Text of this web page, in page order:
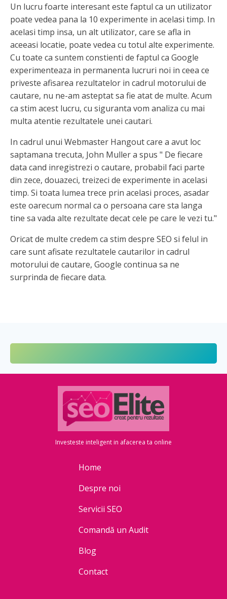
Un lucru foarte interesant este faptul ca un utilizator
poate vedea pana la 10 experimente in acelasi timp. In
acelasi timp insa, un alt utilizator, care se afla in
aceeasi locatie, poate vedea cu totul alte experimente.
Cu toate ca suntem constienti de faptul ca Google
experimenteaza in permanenta lucruri noi in ceea ce
priveste afisarea rezultatelor in cadrul motorului de
cautare, nu ne-am asteptat sa fie atat de multe. Acum
ca stim acest lucru, cu siguranta vom analiza cu mai
multa atentie rezultatele unei cautari.
In cadrul unui Webmaster Hangout care a avut loc
saptamana trecuta, John Muller a spus " De fiecare
data cand inregistrezi o cautare, probabil faci parte
din zece, douazeci, treizeci de experimente in acelasi
timp. Si toata lumea trece prin acelasi proces, asadar
este oarecum normal ca o persoana care sta langa
tine sa vada alte rezultate decat cele pe care le vezi tu."
Oricat de multe credem ca stim despre SEO si felul in
care sunt afisate rezultatele cautarilor in cadrul
motorului de cautare, Google continua sa ne
surprinda de fiecare data.
Investeste inteligent in afacerea ta online
Home
Despre noi
Servicii SEO
Comandă un Audit
Blog
Contact